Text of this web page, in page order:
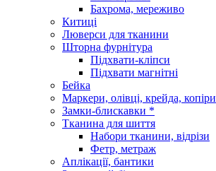
Бахрома, мереживо
Китиці
Люверси для тканини
Шторна фурнітура
Підхвати-кліпси
Підхвати магнітні
Бейка
Маркери, олівці, крейда, копіри
Замки-блискавки *
Тканина для шиття
Набори тканини, відрізи
Фетр, метраж
Аплікації, бантики